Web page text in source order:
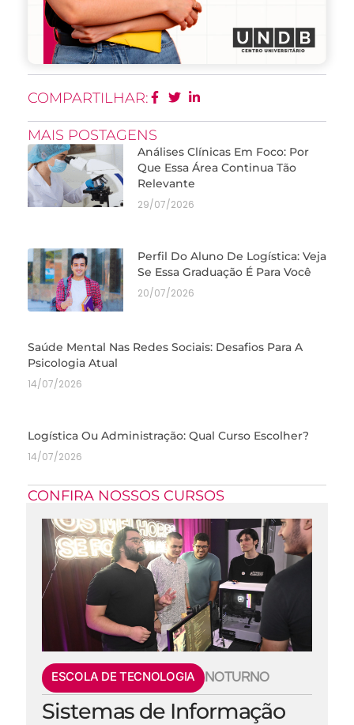
COMPARTILHAR:
MAIS POSTAGENS
Análises Clínicas Em Foco: Por
Que Essa Área Continua Tão
Relevante
29/07/2026
Perfil Do Aluno De Logística: Veja
Se Essa Graduação É Para Você
20/07/2026
Saúde Mental Nas Redes Sociais: Desafios Para A
Psicologia Atual
14/07/2026
Logística Ou Administração: Qual Curso Escolher?
14/07/2026
CONFIRA NOSSOS CURSOS
ESCOLA DE TECNOLOGIA NOTURNO
Sistemas de Informação